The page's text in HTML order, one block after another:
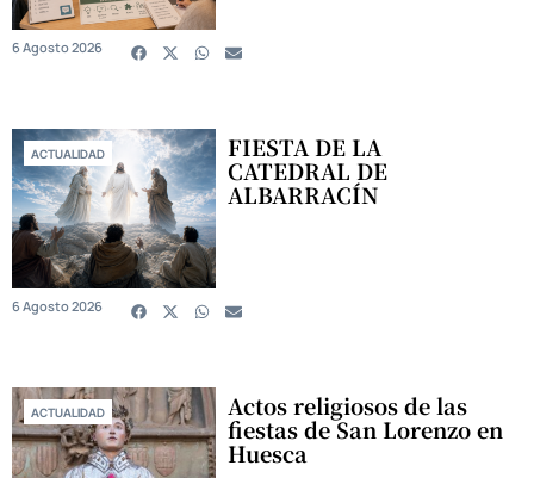
6 Agosto 2026
ACTUALIDAD FIESTA DE LA
CATEDRAL DE
ALBARRACÍN
6 Agosto 2026
ACTUALIDAD Actos religiosos de las
fiestas de San Lorenzo en
Huesca